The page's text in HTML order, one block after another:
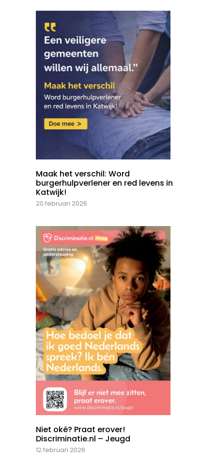
Maak het verschil: Word
burgerhulpverlener en red levens in
Katwijk!
20 februari 2026
Niet oké? Praat erover!
Discriminatie.nl – Jeugd
12 februari 2026